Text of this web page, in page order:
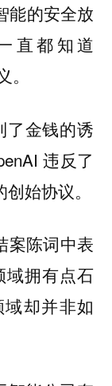
能的安全放
直都知道
了金钱的诱
违反了
始协议。
案陈词中表
域拥有点石
却并非如